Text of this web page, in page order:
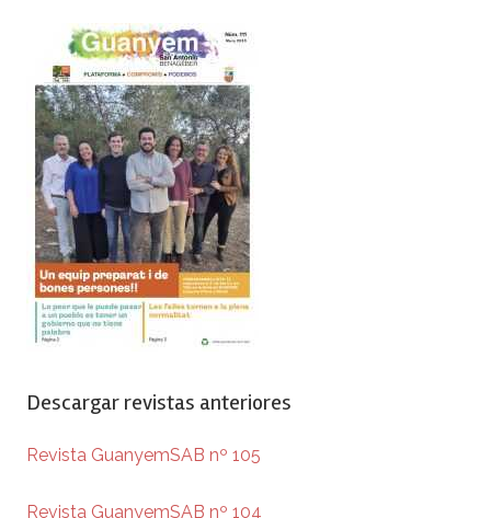
Descargar revistas anteriores
Revista GuanyemSAB nº 105
Revista GuanyemSAB nº 104